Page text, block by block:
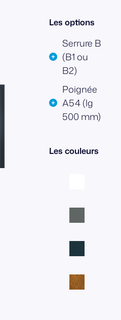
Les options
Serrure B
(B1 ou
B2)
Poignée
A54 (lg
500 mm)
Les couleurs